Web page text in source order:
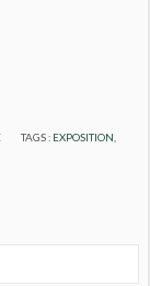
TAGS : EXPOSITION